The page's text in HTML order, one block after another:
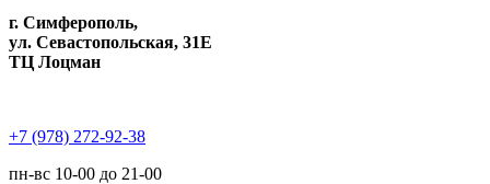
г. Симферополь,
ул. Севастопольская, 31Е
ТЦ Лоцман
+7 (978) 272-92-38
пн-вс 10-00 до 21-00